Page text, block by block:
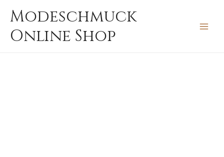
Inhalt
springen
Modeschmuck
Online Shop